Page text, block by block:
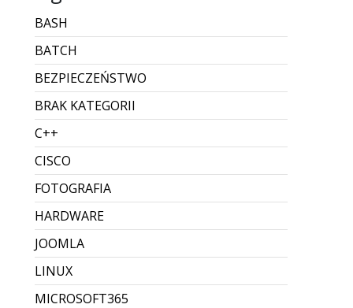
BASH
BATCH
BEZPIECZEŃSTWO
BRAK KATEGORII
C++
CISCO
FOTOGRAFIA
HARDWARE
JOOMLA
LINUX
MICROSOFT365